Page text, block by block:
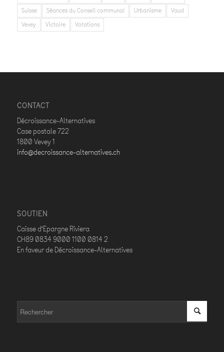
Suisse
Séances du Conseil communal Urbanisme
Vaud
Vevey
Victoire Votations
CONTACT
Décroissance-Alternatives
Case postale 722
1800 Vevey 1
info@decroissance-alternatives.ch
SOUTIEN
Caisse d’Epargne Riviera
CH89 0834 9000 1100 0814 2
En faveur de Décroissance-Alternatives